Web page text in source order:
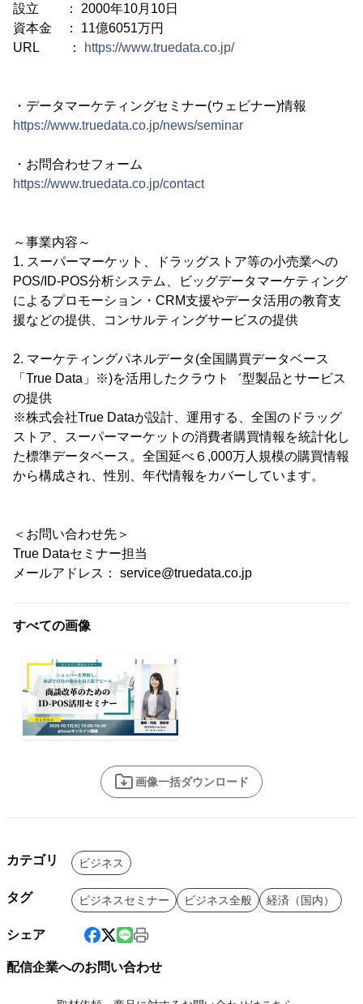
設立 ： 2000年10月10日
資本金 ： 11億6051万円
URL ：
https://www.truedata.co.jp/
・データマーケティングセミナー(ウェビナー)情報
https://www.truedata.co.jp/news/seminar
・お問合わせフォーム
https://www.truedata.co.jp/contact
～事業内容～
1. スーパーマーケット、ドラッグストア等の小売業への
POS/ID-POS分析システム、ビッグデータマーケティング
によるプロモーション・CRM支援やデータ活用の教育支
援などの提供、コンサルティングサービスの提供
2. マーケティングパネルデータ(全国購買データベース
「True Data」※)を活用したクラウト゛型製品とサービス
の提供
※株式会社True Dataが設計、運用する、全国のドラッグ
ストア、スーパーマーケットの消費者購買情報を統計化し
た標準データベース。全国延べ６,000万人規模の購買情報
から構成され、性別、年代情報をカバーしています。
＜お問い合わせ先＞
True Dataセミナー担当
メールアドレス： service@truedata.co.jp
すべての画像
画像一括ダウンロード
カテゴリ ビジネス
タグ ビジネスセミナー ビジネス全般 経済（国内）
シェア
配信企業へのお問い合わせ